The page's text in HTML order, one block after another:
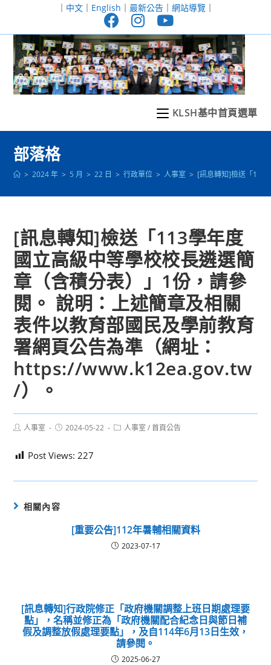
至
｜ 中文｜ English ｜ 最新公告｜ 網站導覽｜
KLSH基中首頁選單
部落格
> 2024 年 > 5 月 > 22 日 > 行政單位 > 人事室 > [訊息轉知]檢送「113
[訊息轉知]檢送「113學年度
國立高級中等學校校長遴選簡
章（含積分表）」1份，請參
閱。 說明：上述簡章及相關
表件以教育部國民及學前教育
署網頁公告為準（網址：
https://www.k12ea.gov.tw
/）。
Post人事室
Post2024-05-22
Post人事室 / 首頁公告
Post Views: 227
相關內容
[重要公告]112年暑輔相關資料
2023-07-17
[訊息轉知]行政院修正「政府機關調整上班日期處理要
點」，名稱並修正為「政府機關配合紀念日與節日補
假及調整放假處理要點」，及自114年6月13日生效，
請參閱。
2025-06-27